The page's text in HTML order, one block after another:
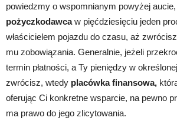
powiedzmy o wspomnianym powyżej
pożyczkodawcaw pięćdziesięciu jeden
właścicielem pojazdu do czasu, aż
mu zobowiązania. Generalnie, jeżeli
termin płatności, a Ty pieniędzy w
zwrócisz, wtedy placówka finansowa,
oferując Ci konkretne wsparcie, na pewno
ma prawo do jego zlicytowania.